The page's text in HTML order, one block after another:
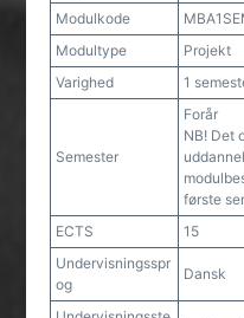
Modulkode
Modultype
Projekt
Varighed
1
Semester
Forår
NB! Det
første
ECTS
15
Undervisningsspr
og
Dansk